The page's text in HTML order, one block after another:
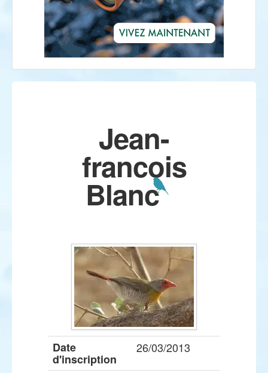
Jean-
francois
Blanc
Date
d'inscription
26/03/2013